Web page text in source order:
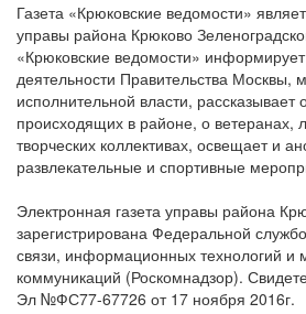
Газета «Крюковские ведомости»
управы района Крюково
«Крюковские ведомости»
деятельности Правительства Москвы,
исполнительной власти, рассказывает
происходящих в районе, о ветеранах,
творческих коллективах, освещает и
развлекательные и спортивные
Электронная газета управы района
зарегистрирована Федеральной
связи, информационных технологий и
коммуникаций (Роскомнадзор).
Эл №ФС77-67726 от 17 ноября 2016г.